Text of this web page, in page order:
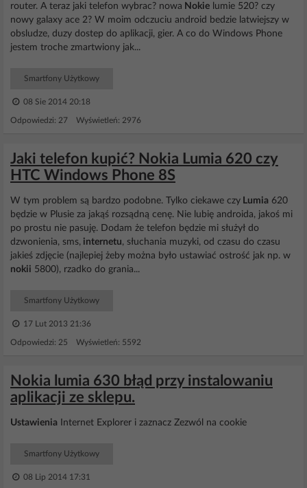
router. A teraz jaki telefon wybrac? nowa Nokie lumie 520? czy
nowy galaxy ace 2? W moim odczuciu android bedzie latwiejszy w
obsludze, duzy dostep do aplikacji, gier. A co do Windows Phone
jestem troche zmartwiony jak...
Smartfony Użytkowy
08 Sie 2014 20:18
Odpowiedzi: 27 Wyświetleń: 2976
Jaki telefon kupić? Nokia Lumia 620 czy
HTC Windows Phone 8S
W tym problem są bardzo podobne. Tylko ciekawe czy Lumia 620
będzie w Plusie za jakąś rozsądną cenę. Nie lubię androida, jakoś mi
po prostu nie pasuję. Dodam że telefon będzie mi służył do
dzwonienia, sms, internetu, słuchania muzyki, od czasu do czasu
jakieś zdjęcie (najlepiej żeby można było ustawiać ostrość jak np. w
nokii 5800), rzadko do grania...
Smartfony Użytkowy
17 Lut 2013 21:36
Odpowiedzi: 25 Wyświetleń: 5592
Nokia lumia 630 błąd przy instalowaniu
aplikacji ze sklepu.
Ustawienia Internet Explorer i zaznacz Zezwól na cookie
Smartfony Użytkowy
08 Lip 2014 17:31